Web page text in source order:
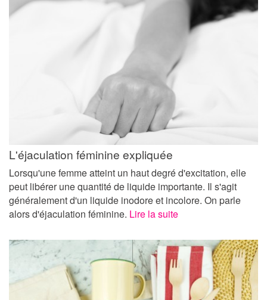
L'éjaculation féminine expliquée
Lorsqu'une femme atteint un haut degré d'excitation, elle
peut libérer une quantité de liquide importante. Il s'agit
généralement d'un liquide inodore et incolore. On parle
alors d'éjaculation féminine. Lire la suite